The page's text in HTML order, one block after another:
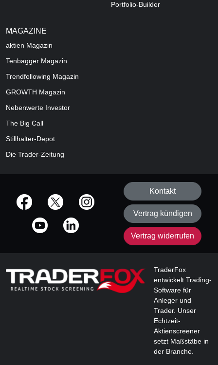
Portfolio-Builder
MAGAZINE
aktien Magazin
Tenbagger Magazin
Trendfollowing Magazin
GROWTH Magazin
Nebenwerte Investor
The Big Call
Stillhalter-Depot
Die Trader-Zeitung
offizielle Social Media-Accounts
Kontakt
Vertrag kündigen
Vertrag widerrufen
TraderFox
entwickelt Trading-
Software für
Anleger und
Trader. Unser
Echtzeit-
Aktienscreener
setzt Maßstäbe in
der Branche.